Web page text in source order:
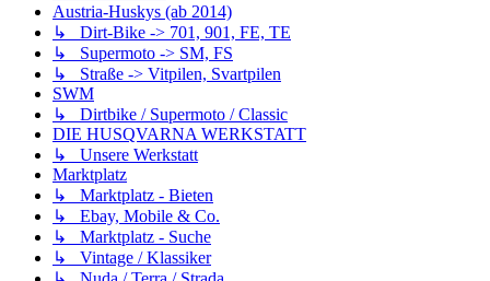
Austria-Huskys (ab 2014)
↳ Dirt-Bike -> 701, 901, FE, TE
↳ Supermoto -> SM, FS
↳ Straße -> Vitpilen, Svartpilen
SWM
↳ Dirtbike / Supermoto / Classic
DIE HUSQVARNA WERKSTATT
↳ Unsere Werkstatt
Marktplatz
↳ Marktplatz - Bieten
↳ Ebay, Mobile & Co.
↳ Marktplatz - Suche
↳ Vintage / Klassiker